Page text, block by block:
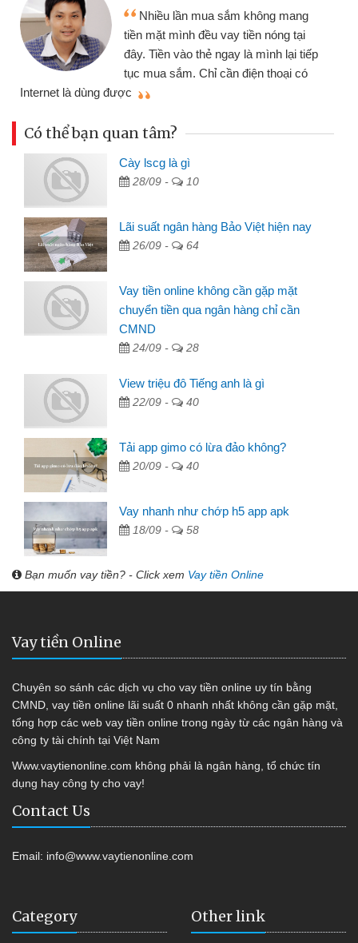
Tôi kinh doanh buôn bán nhỏ lẻ
nhiều lúc cần vốn nhập hàng, nhờ biết
đến website qua bạn bè giới thiệu tôi
đã giải quyết được công việc của
Có thể bạn quan tâm?
Cày lscg là gì
28/09 - 10
Lãi suất ngân hàng Bảo Việt hiện nay
26/09 - 64
Vay tiền online không cần gặp mặt
chuyển tiền qua ngân hàng chỉ cần
CMND
24/09 - 28
View triệu đô Tiếng anh là gì
22/09 - 40
Tải app gimo có lừa đảo không?
20/09 - 40
Vay nhanh như chớp h5 app apk
18/09 - 58
Bạn muốn vay tiền? - Click xem Vay tiền Online
Vay tiền Online
Chuyên so sánh các dịch vụ cho vay tiền online uy tín bằng
CMND, vay tiền online lãi suất 0 nhanh nhất không cần gặp mặt,
tổng hợp các web vay tiền online trong ngày từ các ngân hàng và
công ty tài chính tại Việt Nam
Www.vaytienonline.com không phải là ngân hàng, tổ chức tín
dụng hay công ty cho vay!
Contact Us
Email: info@www.vaytienonline.com
Category Other link